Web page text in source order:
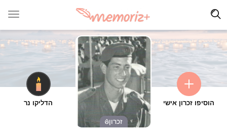
הוסיפו זכרון אישי
זכרון
הדליקו נר